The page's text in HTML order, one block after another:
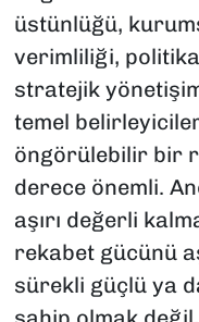
üstünlüğü,
verimliliği, politika
stratejik
temel
öngörülebilir bir
derece önemli.
aşırı değerli
rekabet gücünü
sürekli güçlü ya